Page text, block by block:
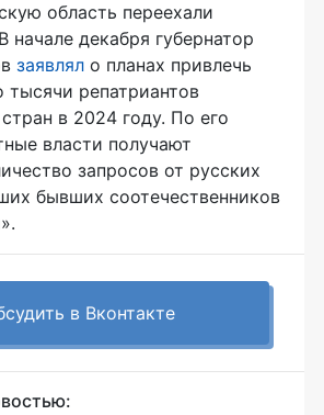
область переехали
начале декабря губернатор
заявлял о планах привлечь
тысячи репатриантов
в 2024 году. По его
власти получают
запросов от русских
бывших соотечественников
в Вконтакте